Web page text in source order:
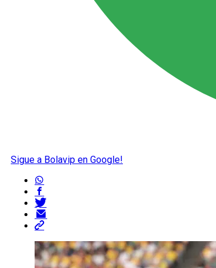
Sigue a Bolavip en Google!